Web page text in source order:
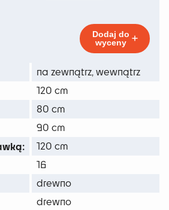
Dodaj do
wyceny
na zewnątrz, wewnątrz
120 cm
80 cm
90 cm
120 cm
16
drewno
drewno